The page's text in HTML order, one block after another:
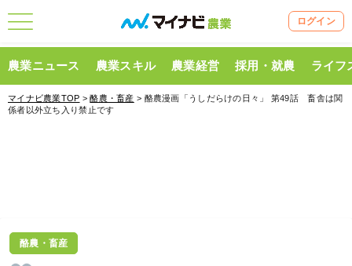
ログイン
農業ニュース 農業スキル 農業経営 採用・就農 ライフ
マイナビ農業TOP >酪農・畜産 > 酪農漫画「うしだらけの日々」 第49話 畜舎は関
係者以外立ち入り禁止です
酪農・畜産